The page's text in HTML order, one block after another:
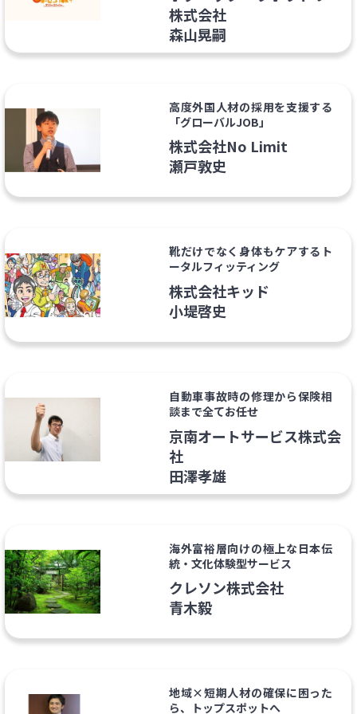
株式会社
森山晃嗣
高度外国人材の採用を支援する
「グローバルJOB」
株式会社No Limit
瀬戸敦史
靴だけでなく身体もケアするト
ータルフィッティング
株式会社キッド
小堤啓史
自動車事故時の修理から保険相
談まで全てお任せ
京南オートサービス株式会
社
田澤孝雄
海外富裕層向けの極上な日本伝
統・文化体験型サービス
クレソン株式会社
青木毅
地域×短期人材の確保に困った
ら、トップスポットへ